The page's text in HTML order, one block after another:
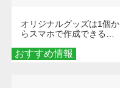
おすすめ情報
オリジナルグッズは1個か
らスマホで作成できる！
くなる巾着＆ポーチ活用
術